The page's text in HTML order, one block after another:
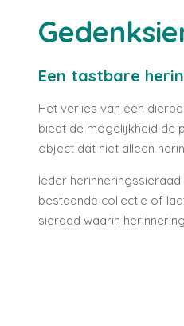
Een tastbare
Het verlies van een
biedt de mogelijkheid de
object dat niet alleen
Ieder
bestaande collectie of
sieraad waarin